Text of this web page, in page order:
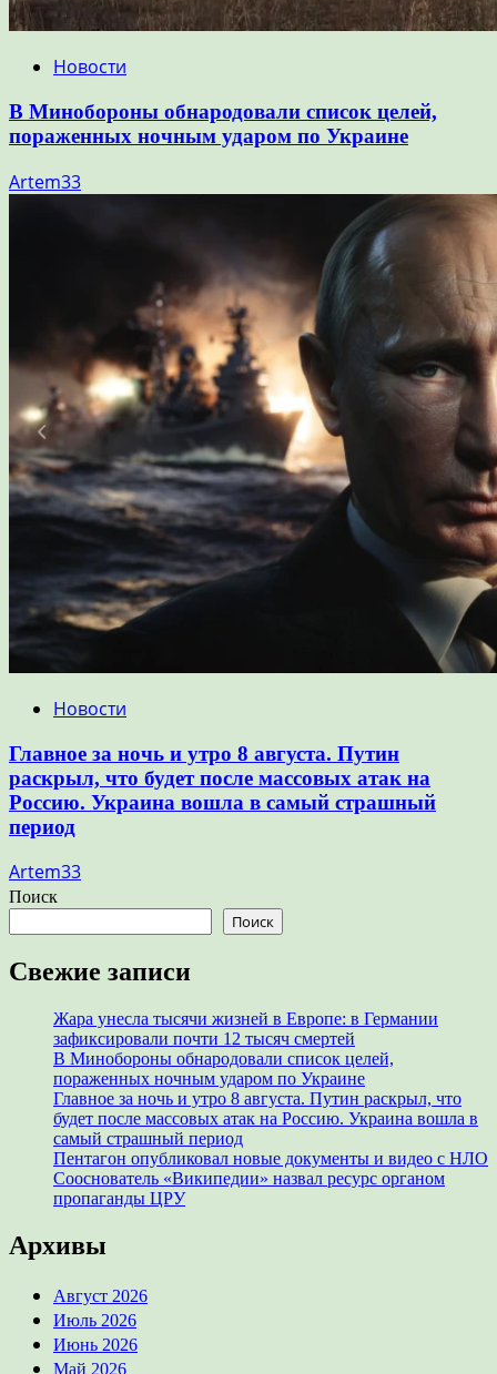
Новости
В Минобороны обнародовали список целей,
пораженных ночным ударом по Украине
Artem33
Новости
Главное за ночь и утро 8 августа. Путин
раскрыл, что будет после массовых атак на
Россию. Украина вошла в самый страшный
период
Artem33
Поиск
Поиск
Свежие записи
Жара унесла тысячи жизней в Европе: в Германии
зафиксировали почти 12 тысяч смертей
В Минобороны обнародовали список целей,
пораженных ночным ударом по Украине
Главное за ночь и утро 8 августа. Путин раскрыл, что
будет после массовых атак на Россию. Украина вошла в
самый страшный период
Пентагон опубликовал новые документы и видео с НЛО
Сооснователь «Википедии» назвал ресурс органом
пропаганды ЦРУ
Архивы
Август 2026
Июль 2026
Июнь 2026
Май 2026